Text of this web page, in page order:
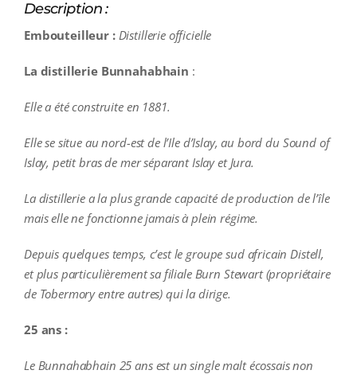
Description :
Embouteilleur : Distillerie officielle
La distillerie Bunnahabhain :
Elle a été construite en 1881.
Elle se situe au nord-est de l’Ile d’Islay, au bord du Sound of
Islay, petit bras de mer séparant Islay et Jura.
La distillerie a la plus grande capacité de production de l’île
mais elle ne fonctionne jamais à plein régime.
Depuis quelques temps, c’est le groupe sud africain Distell,
et plus particulièrement sa filiale Burn Stewart (propriétaire
de Tobermory entre autres) qui la dirige.
25 ans :
Le Bunnahabhain 25 ans est un single malt écossais non